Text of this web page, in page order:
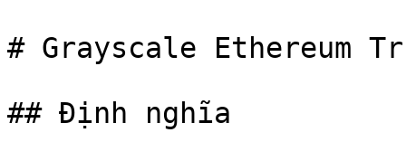
# Grayscale Ethereum
## Định nghĩa